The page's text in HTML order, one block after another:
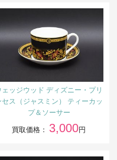
ェッジウッド ディズニー・プリ
セス（ジャスミン） ティーカッ
プ＆ソーサー
買取価格： 3,000円